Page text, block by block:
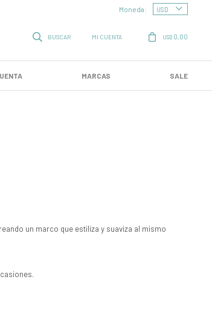
MARCAS SALE
USD 0,00
Moneda:
un marco que estiliza y suaviza al mismo